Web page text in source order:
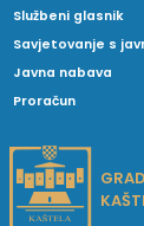
Službeni glasnik
Savjetovanje s
Javna nabava
Proračun
GRAD